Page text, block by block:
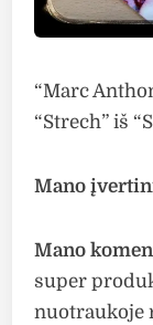
“Marc
“Strech” iš
Mano
Mano
super
nuotraukoje